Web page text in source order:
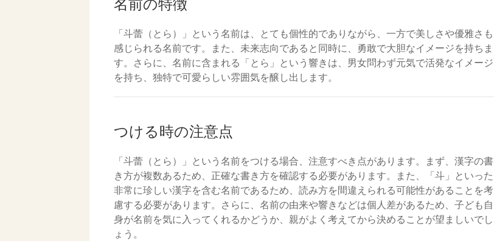
名前の特徴
「斗蕾（とら）」という名前は、とても個性的でありながら、一方で美しさや優雅さも
感じられる名前です。また、未来志向であると同時に、勇敢で大胆なイメージを持ちま
す。さらに、名前に含まれる「とら」という響きは、男女問わず元気で活発なイメージ
を持ち、独特で可愛らしい雰囲気を醸し出します。
つける時の注意点
「斗蕾（とら）」という名前をつける場合、注意すべき点があります。まず、漢字の書
き方が複数あるため、正確な書き方を確認する必要があります。また、「斗」といった
非常に珍しい漢字を含む名前であるため、読み方を間違えられる可能性があることを考
慮する必要があります。さらに、名前の由来や響きなどは個人差があるため、子ども自
身が名前を気に入ってくれるかどうか、親がよく考えてから決めることが望ましいでし
ょう。